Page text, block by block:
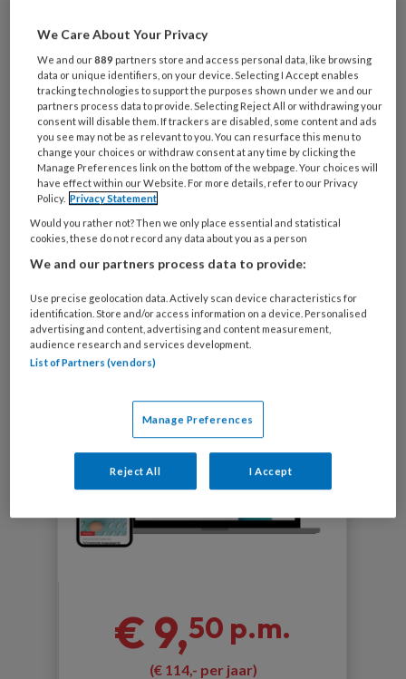
Onbeperkt toegang tot tvznext.nl
Diepgaande en wetenschappelijke
artikelen online lezen
Toegang tot alle archief-artikelen
Wekelijkse e-mailnieuwsbrief
6x per jaar TvZ magazine op de mat
TvZ Next
€ 9,50 p.m.
(€ 114,- per jaar)
We Care About Your Privacy
We and our889 partners store and access personal data, like browsing
data or unique identifiers, on your device. Selecting I Accept enables
tracking technologies to support the purposes shown under we and our
partners process data to provide. Selecting Reject All or withdrawing your
consent will disable them. If trackers are disabled, some content and ads
you see may not be as relevant to you. You can resurface this menu to
change your choices or withdraw consent at any time by clicking the
Manage Preferences link on the bottom of the webpage. Your choices will
have effect within our Website. For more details, refer to our Privacy
Policy. Privacy Statement
Would you rather not? Then we only place essential and statistical
cookies, these do not record any data about you as a person
We and our partners process data to provide:
Use precise geolocation data. Actively scan device characteristics for
identification. Store and/or access information on a device. Personalised
advertising and content, advertising and content measurement,
audience research and services development.
List of Partners (vendors)
Manage Preferences
Reject All I Accept